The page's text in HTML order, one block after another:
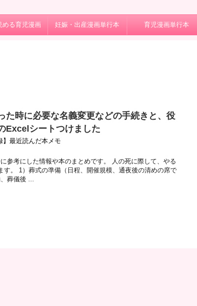
める育児漫画 妊娠・出産漫画単行本 育児漫画単行本
た時に必要な名義変更などの手続きと、役
Excelシートつけました
】最近読んだ本メモ
参考にした情報や本のまとめです。 人の死に際して、やる
す。 1）葬式の準備（日程、開催規模、通夜後の清めの席で
葬儀後 ...